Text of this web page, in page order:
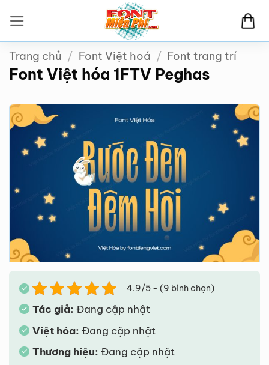
qua
nội
dung
Trang chủ / Font Việt hoá / Font trang trí
Font Việt hóa 1FTV Peghas
4.9/5 - (9 bình chọn)
Tác giả: Đang cập nhật
Việt hóa: Đang cập nhật
Thương hiệu: Đang cập nhật